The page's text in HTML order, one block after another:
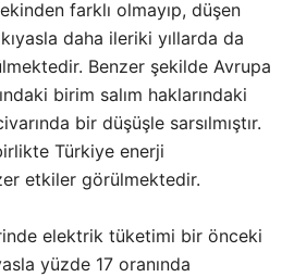
farklı olmayıp, düşen
daha ileriki yıllarda da
Benzer şekilde Avrupa
birim salım haklarındaki
bir düşüşle sarsılmıştır.
Türkiye enerji
etkiler görülmektedir.
elektrik tüketimi bir önceki
yüzde 17 oranında